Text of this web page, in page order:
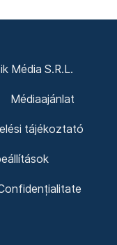
Média S.R.L.
Médiaajánlat
tájékoztató